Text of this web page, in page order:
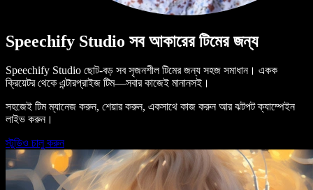
Speechify Studio সব আকারের টিমের জন্য
Speechify Studio ছোট-বড় সব সৃজনশীল টিমের জন্য সহজ সমাধান। একক
ক্রিয়েটর থেকে এন্টারপ্রাইজ টিম—সবার কাজেই মানানসই।
সহজেই টিম ম্যানেজ করুন, শেয়ার করুন, একসাথে কাজ করুন আর ঝটপট ক্যাম্পেইন
লাইভ করুন।
স্টুডিও চালু করুন